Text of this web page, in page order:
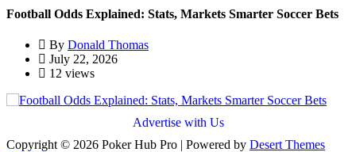
Football Odds Explained: Stats, Markets Smarter Soccer Bets
By Donald Thomas
July 22, 2026
12 views
Advertise with Us
Copyright © 2026 Poker Hub Pro | Powered by Desert Themes